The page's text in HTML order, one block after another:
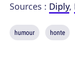
Sources : Diply,
humour honte